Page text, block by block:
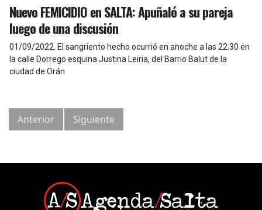
Nuevo FEMICIDIO en SALTA: Apuñaló a su pareja
luego de una discusión
01/09/2022 El sangriento hecho ocurrió en anoche a las 22.30 en
la calle Dorrego esquina Justina Leiria, del Barrio Balut de la
ciudad de Orán
Anterior Siguiente